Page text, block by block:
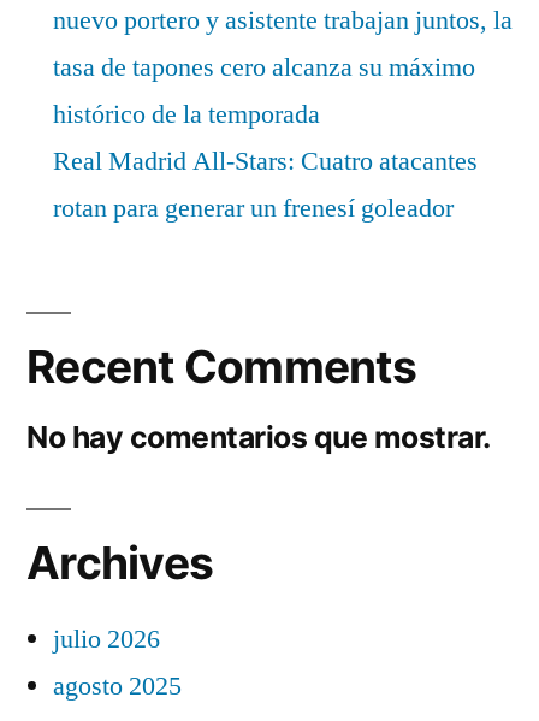
nuevo portero y asistente trabajan juntos, la
tasa de tapones cero alcanza su máximo
histórico de la temporada
Real Madrid All-Stars: Cuatro atacantes
rotan para generar un frenesí goleador
Recent Comments
No hay comentarios que mostrar.
Archives
julio 2026
agosto 2025